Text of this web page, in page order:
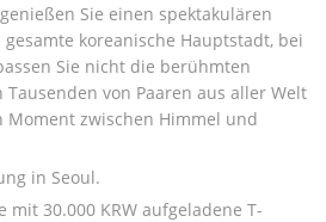
Sie einen spektakulären
koreanische Hauptstadt, bei
Sie nicht die berühmten
Tausenden von Paaren aus aller Welt
zwischen Himmel und
in Seoul.
mit 30.000 KRW aufgeladene T-